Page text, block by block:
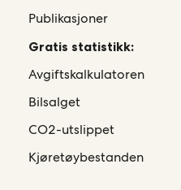
Publikasjoner
Gratis statistikk:
Avgiftskalkulatoren
Bilsalget
CO2-utslippet
Kjøretøybestanden